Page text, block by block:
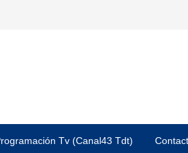
Tv (Canal43 Tdt)